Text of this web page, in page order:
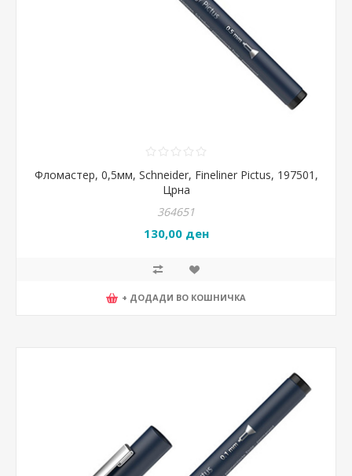
Фломастер, 0,5мм, Schneider, Fineliner Pictus, 197501,
Црна
364651
130,00 ден
+ ДОДАДИ ВО КОШНИЧКА